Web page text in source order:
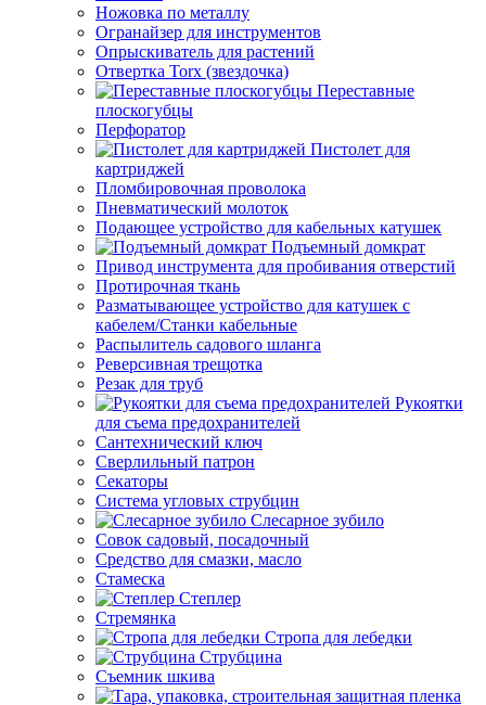
Ножовка по металлу
Огранайзер для инструментов
Опрыскиватель для растений
Отвертка Torx (звездочка)
Переставные
плоскогубцы
Перфоратор
Пистолет для
картриджей
Пломбировочная проволока
Пневматический молоток
Подающее устройство для кабельных катушек
Подъемный домкрат
Привод инструмента для пробивания отверстий
Протирочная ткань
Разматывающее устройство для катушек с
кабелем/Станки кабельные
Распылитель садового шланга
Реверсивная трещотка
Резак для труб
Рукоятки
для съема предохранителей
Сантехнический ключ
Сверлильный патрон
Секаторы
Система угловых струбцин
Слесарное зубило
Совок садовый, посадочный
Средство для смазки, масло
Стамеска
Степлер
Стремянка
Стропа для лебедки
Струбцина
Съемник шкива